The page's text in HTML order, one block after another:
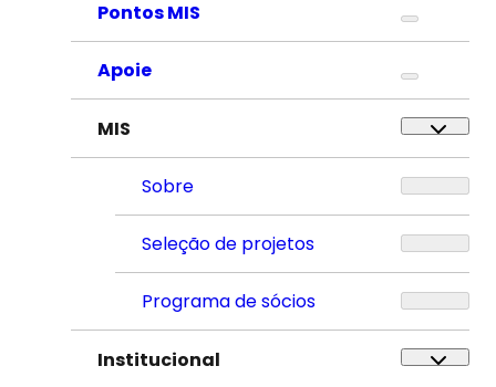
Pontos MIS
Apoie
MIS
Sobre
Seleção de projetos
Programa de sócios
Institucional